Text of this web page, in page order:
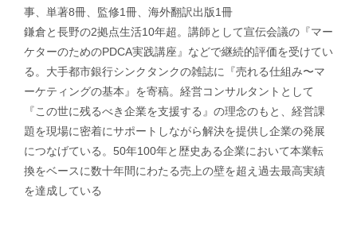
事、単著8冊、監修1冊、海外翻訳出版1冊
鎌倉と長野の2拠点生活10年超。講師として宣伝会議の『マー
ケターのためのPDCA実践講座』などで継続的評価を受けてい
る。大手都市銀行シンクタンクの雑誌に『売れる仕組み〜マ
ーケティングの基本』を寄稿。経営コンサルタントとして
『この世に残るべき企業を支援する』の理念のもと、経営課
題を現場に密着にサポートしながら解決を提供し企業の発展
につなげている。50年100年と歴史ある企業において本業転
換をベースに数十年間にわたる売上の壁を超え過去最高実績
を達成している